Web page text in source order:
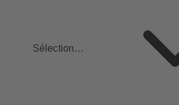
Sélectionner